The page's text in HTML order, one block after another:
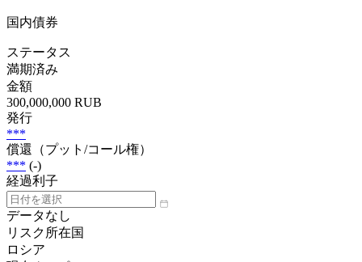
国内債券
ステータス
満期済み
金額
300,000,000 RUB
発行
***
償還（プット/コール権）
*** (-)
経過利子
データなし
リスク所在国
ロシア